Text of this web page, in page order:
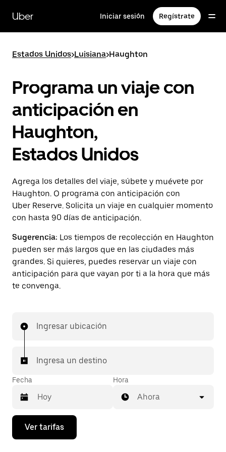
contenido
principal
Uber Iniciar sesión Regístrate
Estados Unidos>Luisiana>Haughton
Programa un viaje con
anticipación en
Haughton,
Estados Unidos
Agrega los detalles del viaje, súbete y muévete por
Haughton. O programa con anticipación con
Uber Reserve. Solicita un viaje en cualquier momento
con hasta 90 días de anticipación.
Sugerencia: Los tiempos de recolección en Haughton
pueden ser más largos que en las ciudades más
grandes. Si quieres, puedes reservar un viaje con
anticipación para que vayan por ti a la hora que más
te convenga.
Ingresar ubicación
Ingresa un destino
Fecha
Presiona
flecha
Hora
Ahora
Ver tarifas